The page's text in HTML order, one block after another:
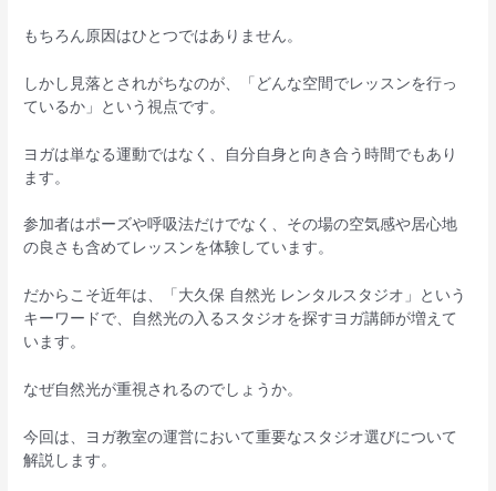
もちろん原因はひとつではありません。
しかし見落とされがちなのが、「どんな空間でレッスンを行っ
ているか」という視点です。
ヨガは単なる運動ではなく、自分自身と向き合う時間でもあり
ます。
参加者はポーズや呼吸法だけでなく、その場の空気感や居心地
の良さも含めてレッスンを体験しています。
だからこそ近年は、「大久保 自然光 レンタルスタジオ」という
キーワードで、自然光の入るスタジオを探すヨガ講師が増えて
います。
なぜ自然光が重視されるのでしょうか。
今回は、ヨガ教室の運営において重要なスタジオ選びについて
解説します。